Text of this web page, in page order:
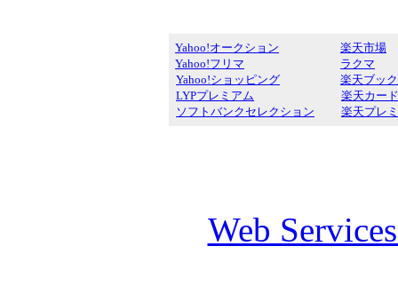
Yahoo!オークション
Yahoo!フリマ
Yahoo!ショッピング
LYPプレミアム
ソフトバンクセレクション
楽天市場
ラクマ
楽天ブッ
楽天カード
楽天プレ
Web